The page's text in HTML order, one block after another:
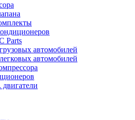
Parts
автомобилей
автомобилей